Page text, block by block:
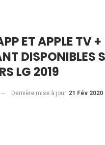
ET APPLE TV +
DISPONIBLES
LG 2019
Dernière mise à jour 21 Fév 2020